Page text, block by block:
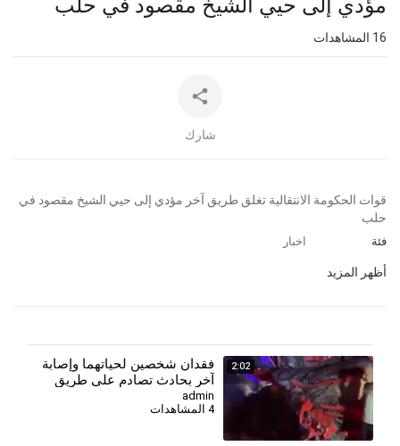
مؤدي إلى حيي الشيخ مقصود في حلب
المشاهدات
شارك
⁣قوات الحكومة الانتقالية تغلق طريق آخر مؤدي إلى حيي الشيخ مقصود في
حلب
فئة اخبار
أظهر المزيد
2:02
فقدان شخصين لحياتهما وإصابة
آخر بحادث تصادم على طريق
حمص–طرطوس
admin